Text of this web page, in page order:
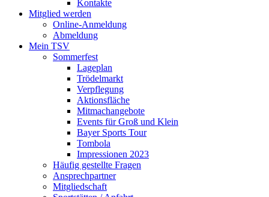
Kontakte
Mitglied werden
Online-Anmeldung
Abmeldung
Mein TSV
Sommerfest
Lageplan
Trödelmarkt
Verpflegung
Aktionsfläche
Mitmachangebote
Events für Groß und Klein
Bayer Sports Tour
Tombola
Impressionen 2023
Häufig gestellte Fragen
Ansprechpartner
Mitgliedschaft